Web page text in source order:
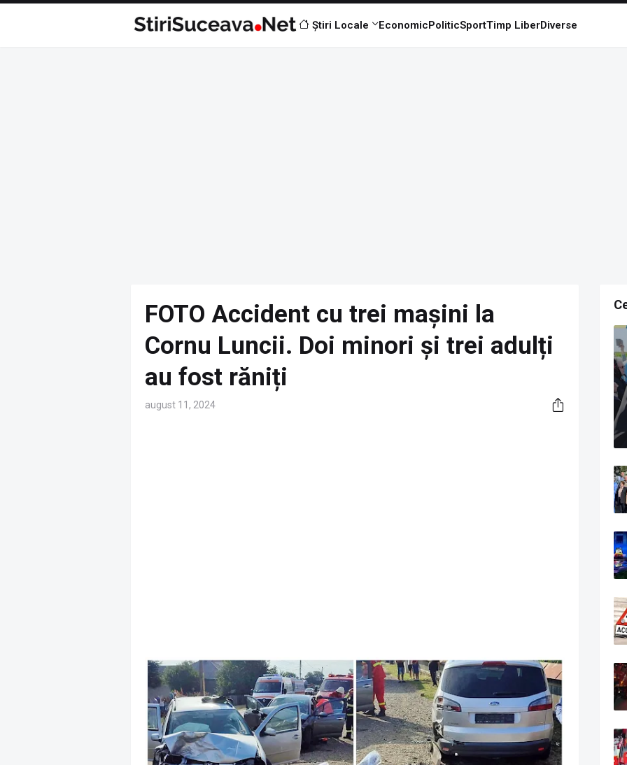
Știri Locale EconomicPoliticSportTimp LiberDiverse
FOTO Accident cu trei mașini la
Cornu Luncii. Doi minori și trei adulți
au fost răniți
august 11, 2024